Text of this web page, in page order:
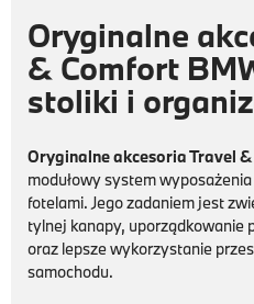
Oryginalne
& Comfort
stoliki i
Oryginalne akcesoria Travel
modułowy system
fotelami. Jego zadaniem jest
tylnej kanapy, uporządkowanie
oraz lepsze wykorzystanie
samochodu.